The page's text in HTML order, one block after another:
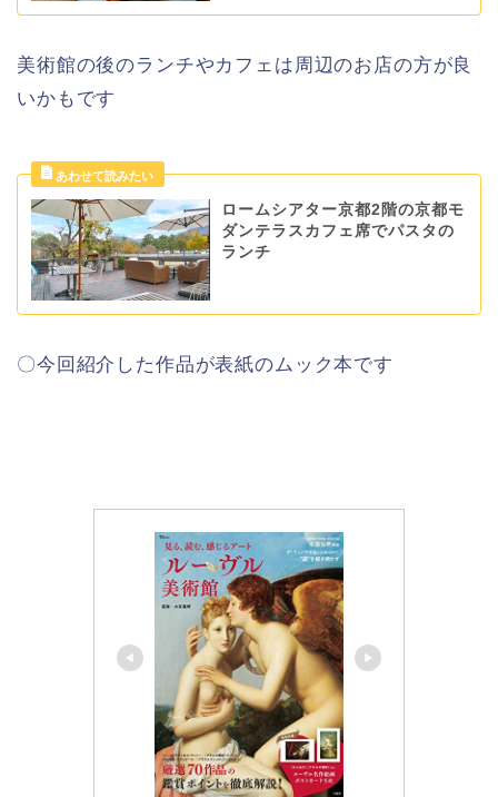
美術館の後のランチやカフェは周辺のお店の方が良
いかもです
ロームシアター京都2階の京都モ
ダンテラスカフェ席でパスタの
ランチ
〇今回紹介した作品が表紙のムック本です